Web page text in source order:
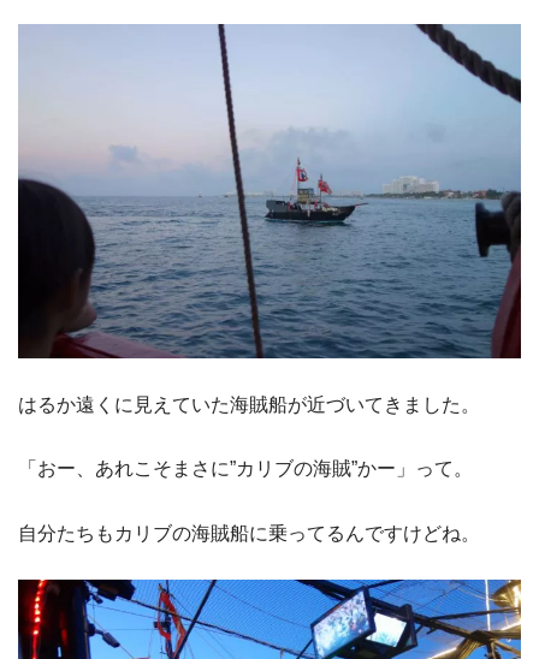
はるか遠くに見えていた海賊船が近づいてきました。
「おー、あれこそまさに”カリブの海賊”かー」って。
自分たちもカリブの海賊船に乗ってるんですけどね。